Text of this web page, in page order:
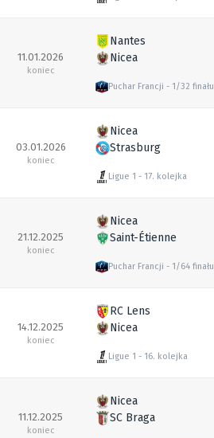
11.01.2026
koniec
Nantes
Nicea
Puchar Francji 1/32 finału
03.01.2026
koniec
Nicea
Strasburg
Ligue 1 17. kolejka
21.12.2025
koniec
Nicea
Saint-Étienne
Puchar Francji 1/64 finału
14.12.2025
koniec
RC Lens
Nicea
Ligue 1 16. kolejka
11.12.2025
koniec
Nicea
SC Braga